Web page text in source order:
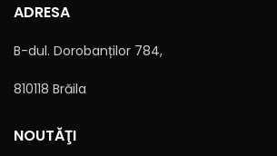
ADRESA
B-dul. Dorobanților 784,
810118 Brăila
NOUTĂŢI